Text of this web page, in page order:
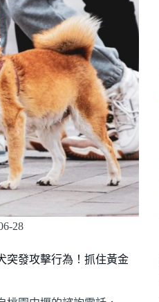
28
突發攻擊行為！抓住黃金